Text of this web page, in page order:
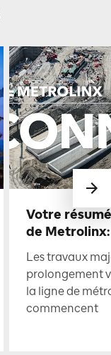
Votre
de
Les travaux
prolongement
la ligne de
commencent